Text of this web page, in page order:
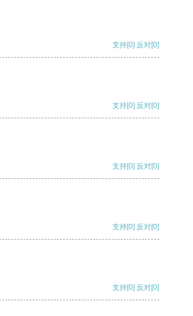
支持[0] 反对[0]
支持[0] 反对[0]
支持[0] 反对[0]
支持[0] 反对[0]
支持[0] 反对[0]